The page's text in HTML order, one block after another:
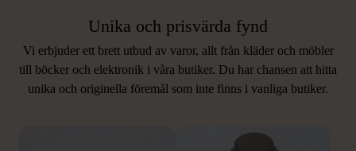
Unika och prisvärda fynd
Vi erbjuder ett brett utbud av varor, allt från kläder och möbler
till böcker och elektronik i våra butiker. Du har chansen att hitta
unika och originella föremål som inte finns i vanliga butiker.
LIKNANDE PRODUKTER
Hitta produkter som påminner om denna